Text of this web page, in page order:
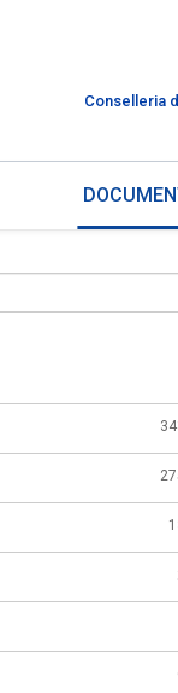
Conselleria